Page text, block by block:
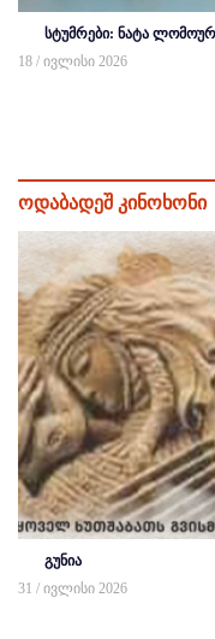
სტუმრები: ნატა
18 / ივლისი 2026
ოდაბადეშ კინოხონი
გუნია
31 / ივლისი 2026